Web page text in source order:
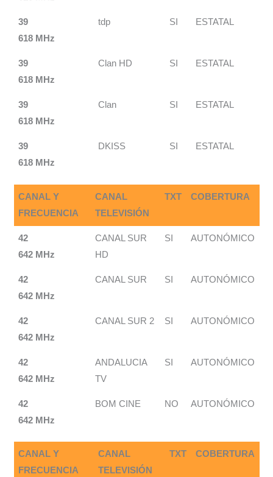
39
618 MHz
tdp SI ESTATAL
39
618 MHz
Clan HD SI ESTATAL
39
618 MHz
Clan SI ESTATAL
39
618 MHz
DKISS SI ESTATAL
CANAL Y
FRECUENCIA
CANAL
TELEVISIÓN
TXT COBERTURA
42
642 MHz
CANAL SUR
HD
SI AUTONÓMICO
42
642 MHz
CANAL SUR SI AUTONÓMICO
42
642 MHz
CANAL SUR 2 SI AUTONÓMICO
42
642 MHz
ANDALUCIA
TV
SI AUTONÓMICO
42
642 MHz
BOM CINE NO AUTONÓMICO
CANAL Y
FRECUENCIA
CANAL
TELEVISIÓN
TXT COBERTURA